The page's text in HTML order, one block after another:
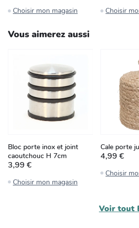
Choisir mon magasin Choisir
Vous aimerez aussi
Bloc porte inox et joint
caoutchouc H 7cm
3,99 €
Choisir mon magasin
Cale porte
4,99 €
Choisir
Voir tout